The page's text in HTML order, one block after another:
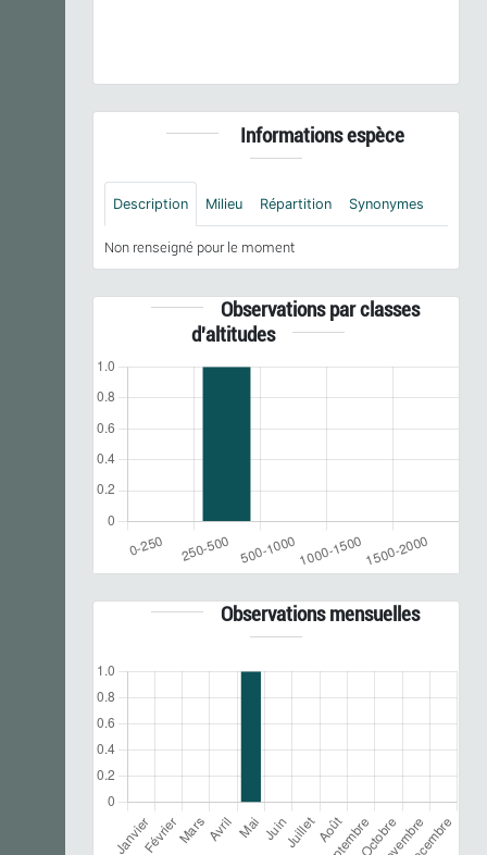
Informations espèce
Description Milieu Répartition Synonymes
Non renseigné pour le moment
Observations par classes
d'altitudes
Observations mensuelles